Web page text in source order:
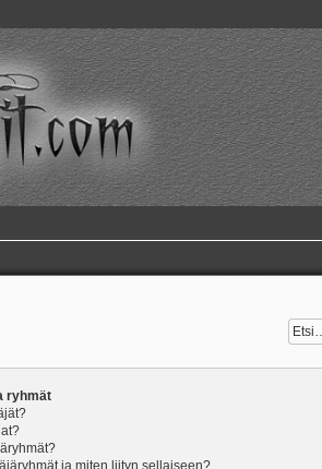
ryhmät
ja miten liityn sellaiseen?